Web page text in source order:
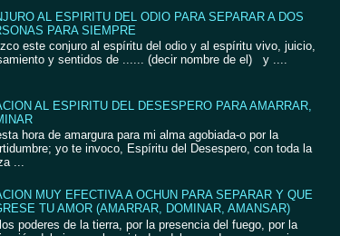
AL ESPIRITU DEL ODIO PARA SEPARAR A DOS
PARA SIEMPRE
este conjuro al espíritu del odio y al espíritu vivo, juicio,
y sentidos de ...... (decir nombre de el) y ....
AL ESPIRITU DEL DESESPERO PARA AMARRAR,
hora de amargura para mi alma agobiada-o por la
yo te invoco, Espíritu del Desespero, con toda la
...
MUY EFECTIVA A OCHUN PARA SEPARAR Y QUE
TU AMOR (AMARRAR, DOMINAR, AMANSAR)
poderes de la tierra, por la presencia del fuego, por la